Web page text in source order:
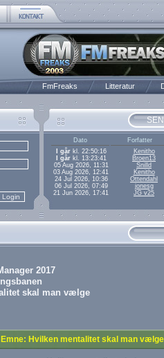
FmFreaks Litteratur
Dato
Forfatter
I gårkl. 22:50:16
Kenitho
I gårkl. 13:23:41
Broen13
05 Aug 2026, 11:31
Snilld
03 Aug 2026, 12:41
Kenitho
24 Jul 2026, 10:36
Ottendahl
06 Jul 2026, 07:49
jonesg
21 Jun 2026, 17:41
JG v25
2017
skal man vælge
Emne: Hvilken mentalitet skal man